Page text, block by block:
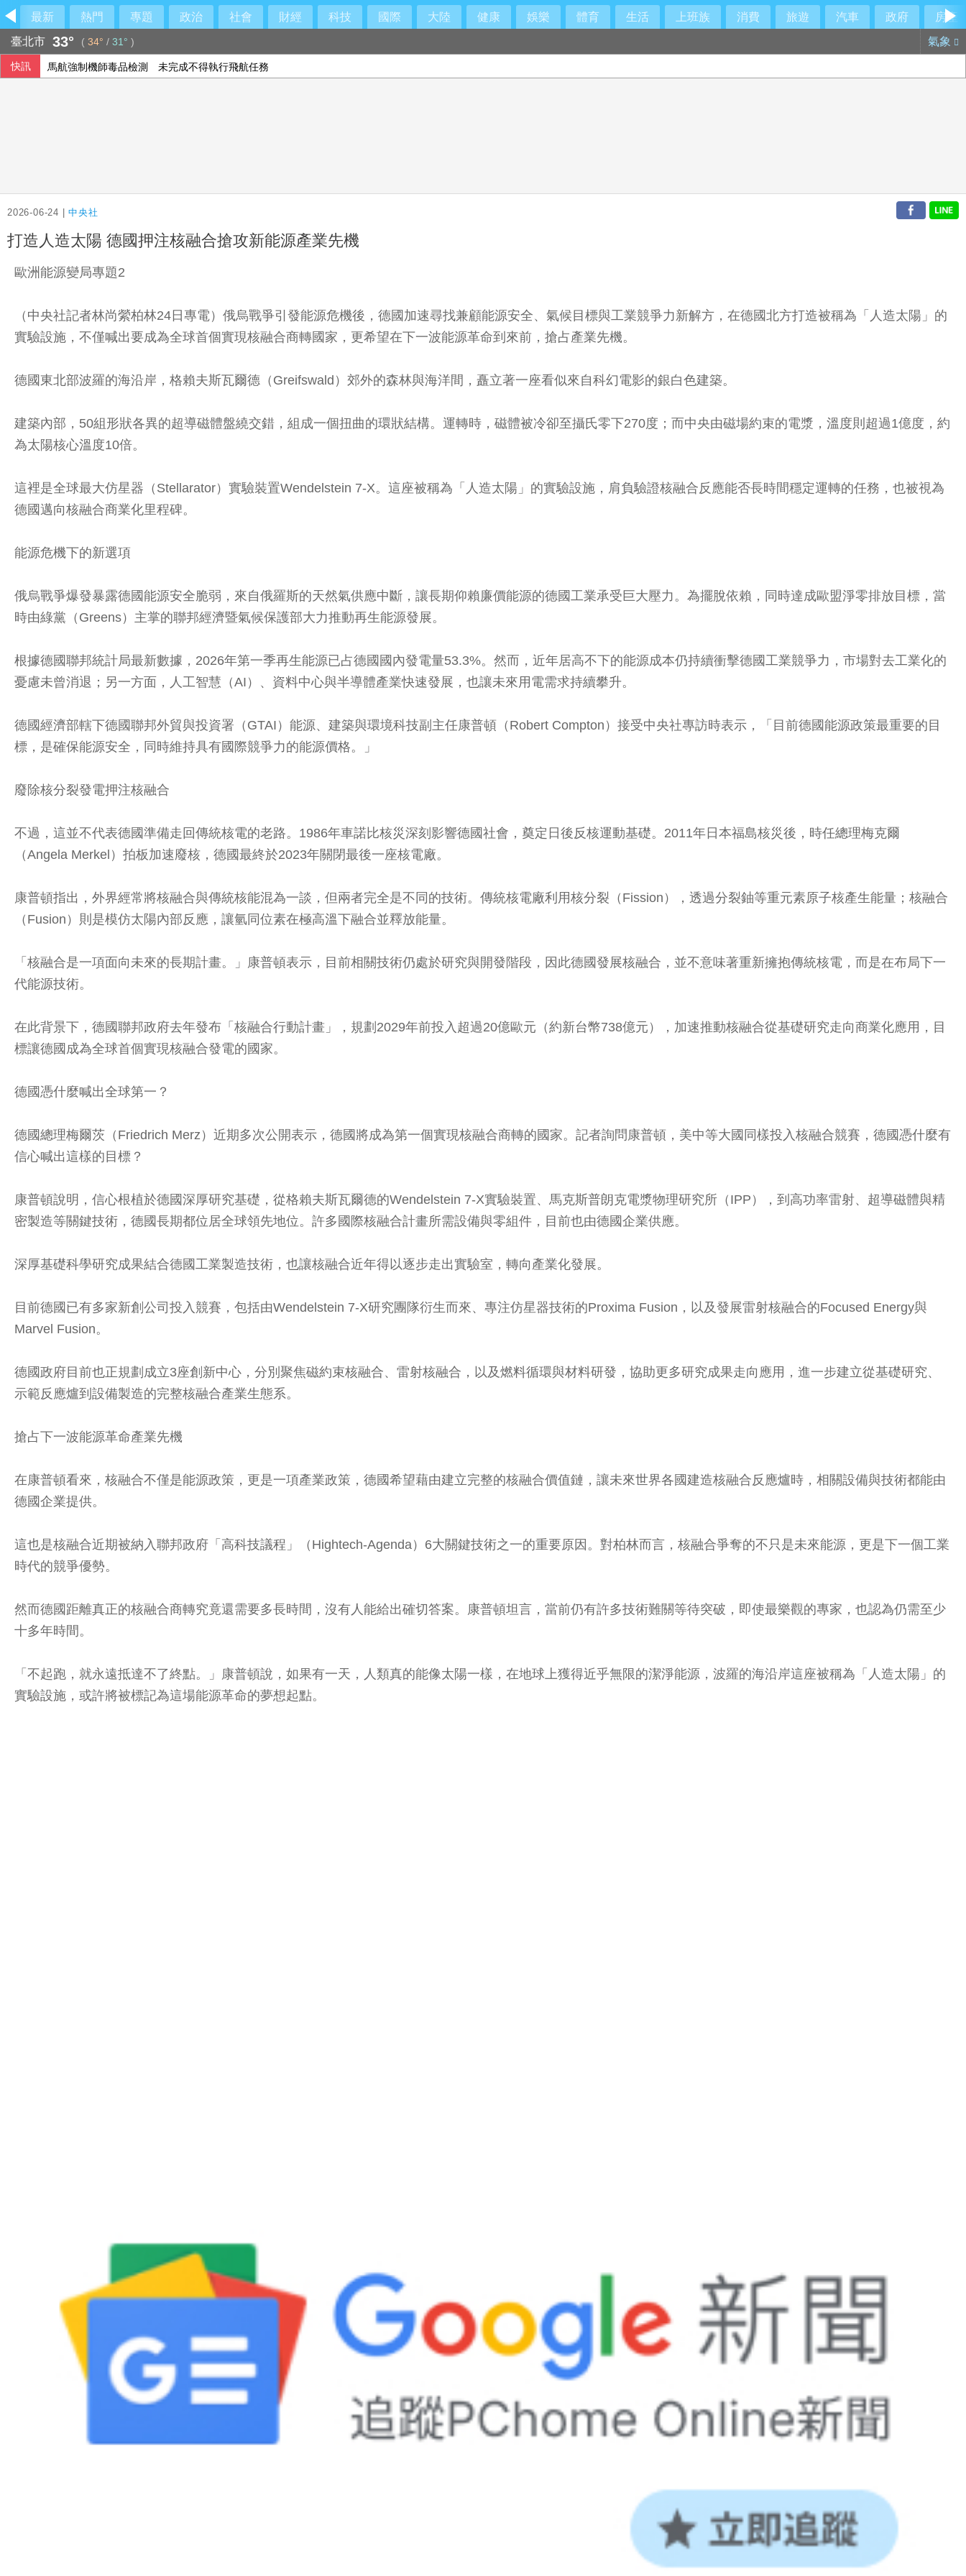
最新 熱門 專題 政治 社會 財經 科技 國際 大陸 健康 娛樂 體育 生活 上班族 消費 旅遊 汽車 政府
房產
臺北市 33° ( 34° / 31° ) 氣象
快訊 馬航強制機師毒品檢測 未完成不得執行飛航任務
2026-06-24 |中央社
打造人造太陽 德國押注核融合搶攻新能源產業先機
歐洲能源變局專題2
（中央社記者林尚縈柏林24日專電）俄烏戰爭引發能源危機後，德國加速尋找兼顧能源安全、氣候目標與工業競爭力新解方，在德國北方打造被稱為「人造太陽」的
實驗設施，不僅喊出要成為全球首個實現核融合商轉國家，更希望在下一波能源革命到來前，搶占產業先機。
德國東北部波羅的海沿岸，格賴夫斯瓦爾德（Greifswald）郊外的森林與海洋間，矗立著一座看似來自科幻電影的銀白色建築。
建築內部，50組形狀各異的超導磁體盤繞交錯，組成一個扭曲的環狀結構。運轉時，磁體被冷卻至攝氏零下270度；而中央由磁場約束的電漿，溫度則超過1億度，約
為太陽核心溫度10倍。
這裡是全球最大仿星器（Stellarator）實驗裝置Wendelstein 7-X。這座被稱為「人造太陽」的實驗設施，肩負驗證核融合反應能否長時間穩定運轉的任務，也被視為
德國邁向核融合商業化里程碑。
能源危機下的新選項
俄烏戰爭爆發暴露德國能源安全脆弱，來自俄羅斯的天然氣供應中斷，讓長期仰賴廉價能源的德國工業承受巨大壓力。為擺脫依賴，同時達成歐盟淨零排放目標，當
時由綠黨（Greens）主掌的聯邦經濟暨氣候保護部大力推動再生能源發展。
根據德國聯邦統計局最新數據，2026年第一季再生能源已占德國國內發電量53.3%。然而，近年居高不下的能源成本仍持續衝擊德國工業競爭力，市場對去工業化的
憂慮未曾消退；另一方面，人工智慧（AI）、資料中心與半導體產業快速發展，也讓未來用電需求持續攀升。
德國經濟部轄下德國聯邦外貿與投資署（GTAI）能源、建築與環境科技副主任康普頓（Robert Compton）接受中央社專訪時表示，「目前德國能源政策最重要的目
標，是確保能源安全，同時維持具有國際競爭力的能源價格。」
廢除核分裂發電押注核融合
不過，這並不代表德國準備走回傳統核電的老路。1986年車諾比核災深刻影響德國社會，奠定日後反核運動基礎。2011年日本福島核災後，時任總理梅克爾
（Angela Merkel）拍板加速廢核，德國最終於2023年關閉最後一座核電廠。
康普頓指出，外界經常將核融合與傳統核能混為一談，但兩者完全是不同的技術。傳統核電廠利用核分裂（Fission），透過分裂鈾等重元素原子核產生能量；核融合
（Fusion）則是模仿太陽內部反應，讓氫同位素在極高溫下融合並釋放能量。
「核融合是一項面向未來的長期計畫。」康普頓表示，目前相關技術仍處於研究與開發階段，因此德國發展核融合，並不意味著重新擁抱傳統核電，而是在布局下一
代能源技術。
在此背景下，德國聯邦政府去年發布「核融合行動計畫」，規劃2029年前投入超過20億歐元（約新台幣738億元），加速推動核融合從基礎研究走向商業化應用，目
標讓德國成為全球首個實現核融合發電的國家。
德國憑什麼喊出全球第一？
德國總理梅爾茨（Friedrich Merz）近期多次公開表示，德國將成為第一個實現核融合商轉的國家。記者詢問康普頓，美中等大國同樣投入核融合競賽，德國憑什麼有
信心喊出這樣的目標？
康普頓說明，信心根植於德國深厚研究基礎，從格賴夫斯瓦爾德的Wendelstein 7-X實驗裝置、馬克斯普朗克電漿物理研究所（IPP），到高功率雷射、超導磁體與精
密製造等關鍵技術，德國長期都位居全球領先地位。許多國際核融合計畫所需設備與零組件，目前也由德國企業供應。
深厚基礎科學研究成果結合德國工業製造技術，也讓核融合近年得以逐步走出實驗室，轉向產業化發展。
目前德國已有多家新創公司投入競賽，包括由Wendelstein 7-X研究團隊衍生而來、專注仿星器技術的Proxima Fusion，以及發展雷射核融合的Focused Energy與
Marvel Fusion。
德國政府目前也正規劃成立3座創新中心，分別聚焦磁約束核融合、雷射核融合，以及燃料循環與材料研發，協助更多研究成果走向應用，進一步建立從基礎研究、
示範反應爐到設備製造的完整核融合產業生態系。
搶占下一波能源革命產業先機
在康普頓看來，核融合不僅是能源政策，更是一項產業政策，德國希望藉由建立完整的核融合價值鏈，讓未來世界各國建造核融合反應爐時，相關設備與技術都能由
德國企業提供。
這也是核融合近期被納入聯邦政府「高科技議程」（Hightech-Agenda）6大關鍵技術之一的重要原因。對柏林而言，核融合爭奪的不只是未來能源，更是下一個工業
時代的競爭優勢。
然而德國距離真正的核融合商轉究竟還需要多長時間，沒有人能給出確切答案。康普頓坦言，當前仍有許多技術難關等待突破，即使最樂觀的專家，也認為仍需至少
十多年時間。
「不起跑，就永遠抵達不了終點。」康普頓說，如果有一天，人類真的能像太陽一樣，在地球上獲得近乎無限的潔淨能源，波羅的海沿岸這座被稱為「人造太陽」的
實驗設施，或許將被標記為這場能源革命的夢想起點。